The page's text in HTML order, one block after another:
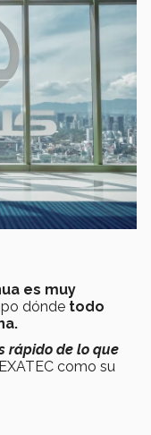
es muy
dónde todo
rápido de lo que
como su